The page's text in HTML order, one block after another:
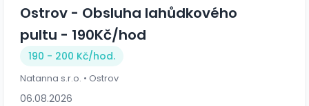
Ostrov - Obsluha lahůdkového
pultu - 190Kč/hod
190 - 200 Kč/hod.
Natanna s.r.o. • Ostrov
06.08.2026